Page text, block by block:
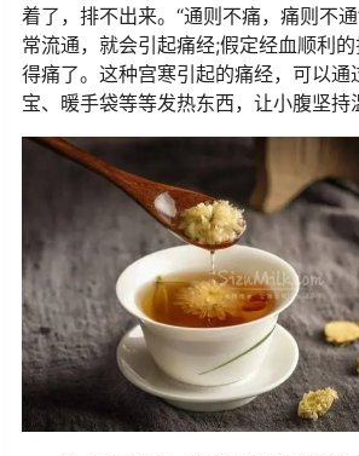
着了，排不出来。“通则不痛，痛则不
常流通，就会引起痛经;假定经血顺利
得痛了。这种宫寒引起的痛经，可以通
宝、暖手袋等等发热东西，让小腹坚持